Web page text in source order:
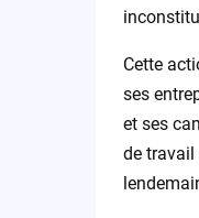
Cette
ses
et ses
de travail